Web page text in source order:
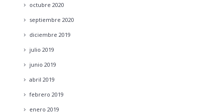
octubre 2020
septiembre 2020
diciembre 2019
julio 2019
junio 2019
abril 2019
febrero 2019
enero 2019